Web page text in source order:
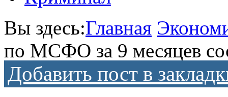
Вы здесь:Главная
по МСФО за 9 месяцев
Добавить пост в